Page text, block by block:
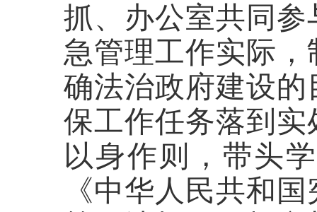
抓、办公室共同参
急管理工作实际，
确法治政府建设的
保工作任务落到实
以身作则，带头
《中华人民共和国